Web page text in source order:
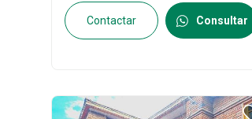
Contactar Consultar